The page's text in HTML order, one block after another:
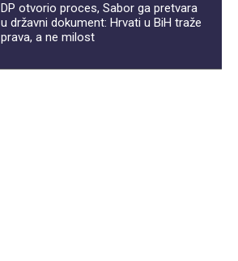
DP otvorio proces, Sabor ga pretvara
u državni dokument: Hrvati u BiH traže
prava, a ne milost